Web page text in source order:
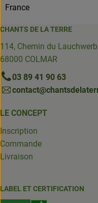
France
CHANTS DE LA TERRE
114, Chemin du Lauchwerb
68000 COLMAR
03 89 41 90 63
LE CONCEPT
Inscription
Commande
Livraison
LABEL ET CERTIFICATION